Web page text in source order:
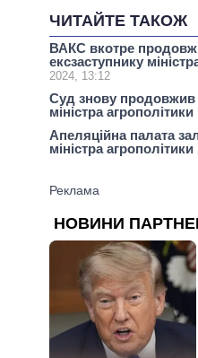
ЧИТАЙТЕ ТАКОЖ
ВАКС вкотре
ексзаступнику
2024, 13:12
Суд знову продовжив
міністра агрополітики
Апеляційна палата
міністра агрополітики